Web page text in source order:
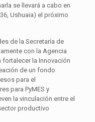
se llevará a cabo en
Ushuaia) el próximo
de la Secretaría de
con la Agencia
la Innovación
de un fondo
para el
para PyMES y
la vinculación entre el
productivo